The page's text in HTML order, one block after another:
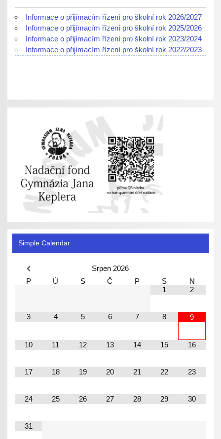
Informace o přijímacím řízení pro školní rok 2026/2027
Informace o přijímacím řízení pro školní rok 2025/2026
Informace o přijímacím řízení pro školní rok 2023/2024
Informace o přijímacím řízení pro školní rok 2022/2023
Simple Calendar
Srpen 2026
P
Ú S Č P S
N
1
2
3 4 5 6 7 8 9
10 11 12 13 14 15 16
17 18 19 20 21 22 23
24 25 26 27 28 29 30
31